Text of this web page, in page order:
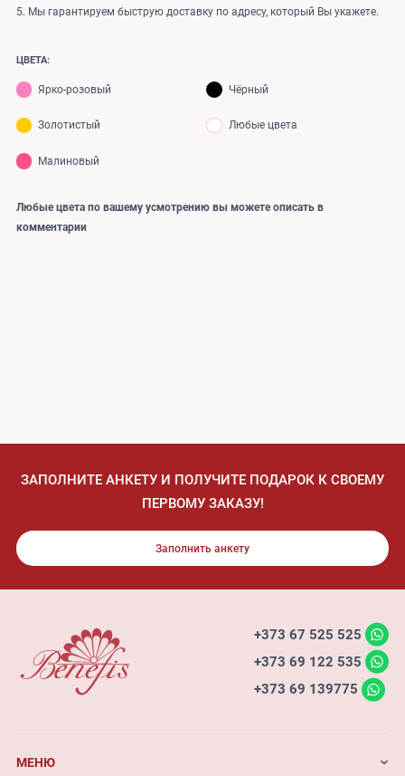
5. Мы гарантируем быструю доставку по адресу, который Вы укажете.
ЦВЕТА:
Ярко-розовый Чёрный
Золотистый Любые цвета
Малиновый
Любые цвета по вашему усмотрению вы можете описать в
комментарии
ЗАПОЛНИТЕ АНКЕТУ И ПОЛУЧИТЕ ПОДАРОК К СВОЕМУ
ПЕРВОМУ ЗАКАЗУ!
Заполнить анкету
+373 67 525 525
+373 69 122 535
+373 69 139775
МЕНЮ